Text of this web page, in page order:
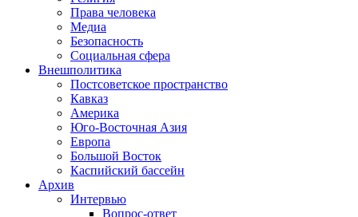
Права человека
Медиа
Безопасность
Социальная сфера
Внешполитика
Постсоветское пространство
Кавказ
Америка
Юго-Восточная Азия
Европа
Большой Восток
Каспийский бассейн
Архив
Интервью
Вопрос-ответ